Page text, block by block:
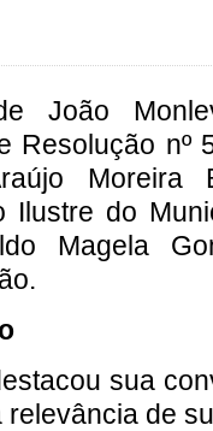
João
Resolução nº
Moreira
Ilustre do
Magela
sua
de